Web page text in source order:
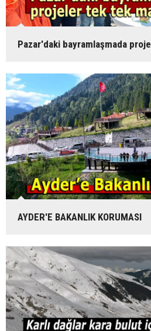
Pazar'daki bayramlaşmada
AYDER'E BAKANLIK KORUMASI